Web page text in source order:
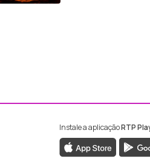
da RTP Madeira
da RTP
Instale a aplicaçãoRTP